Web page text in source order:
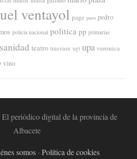
ventayol page paro pedro
policia nacional politica pp primarias
sanidad teatro trasvase ugt upa veronica
vino
periódico digital de la provincia de
Albacete
somos· Política de cookies